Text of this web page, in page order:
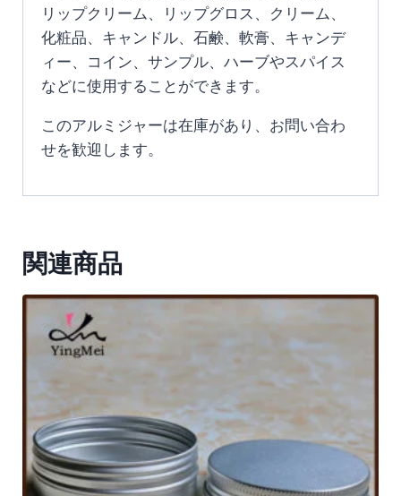
リップクリーム、リップグロス、クリーム、
化粧品、キャンドル、石鹸、軟膏、キャンデ
ィー、コイン、サンプル、ハーブやスパイス
などに使用することができます。
このアルミジャーは在庫があり、お問い合わ
せを歓迎します。
関連商品